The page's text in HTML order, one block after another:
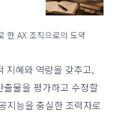
한 AX 조직으로의 도약
지혜와 역량을 갖추고,
물을 평가하고 수정할
지능을 충실한 조력자로